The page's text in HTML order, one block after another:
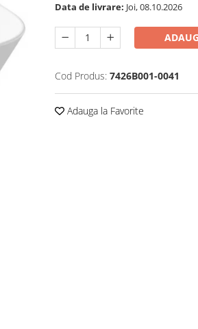
Data de livrare: Joi, 08.10.2026
Cod Produs: 7426B001-0041
Adauga la Favorite